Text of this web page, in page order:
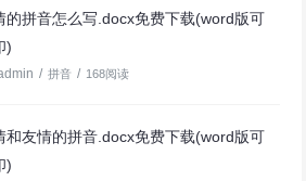
的拼音怎么写.docx免费下载(word版可
)
/ 拼音 / 168阅读
和友情的拼音.docx免费下载(word版可
)